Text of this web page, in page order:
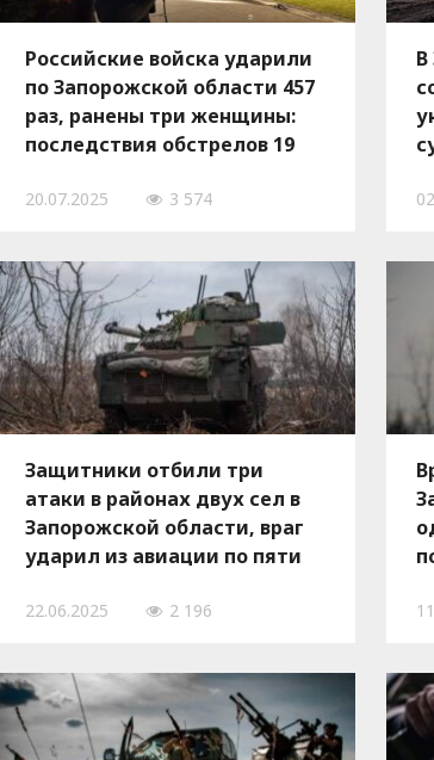
Российские войска ударили
по Запорожской области 457
раз, ранены три женщины:
последствия обстрелов 19
20.07.2025 3 574
В
Защитники отбили три
атаки в районах двух сел в
Запорожской области, враг
ударил из авиации по пяти
22.06.2025 2 196